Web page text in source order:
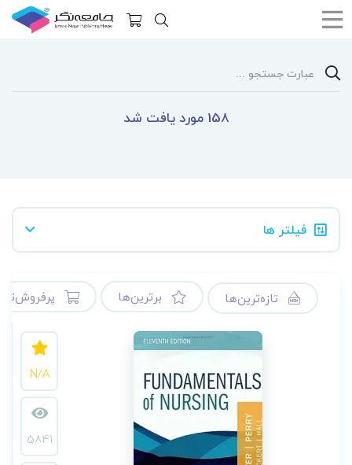
158 مورد یافت شد
فیلتر ها
تازه‌ترین‌ها برترین‌ها
N/A
5841